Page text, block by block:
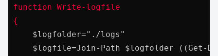
function Write-logfile
{
    $logfolder="./logs"
$logfile=Join-Path $logfolder ((Get-